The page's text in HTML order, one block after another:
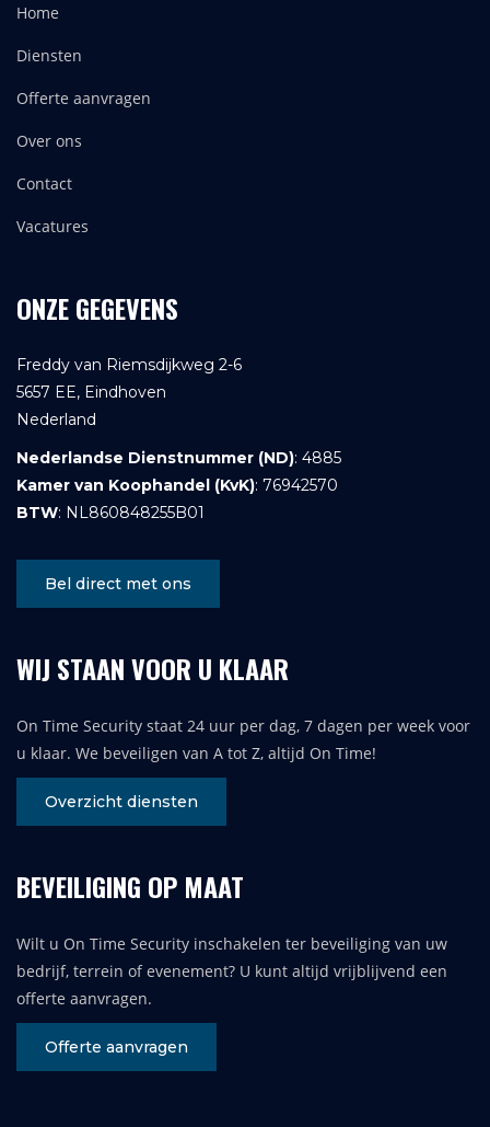
Home
Diensten
Offerte aanvragen
Over ons
Contact
Vacatures
ONZE GEGEVENS
Freddy van Riemsdijkweg 2-6
5657 EE, Eindhoven
Nederland
Nederlandse Dienstnummer (ND): 4885
Kamer van Koophandel (KvK): 76942570
BTW: NL860848255B01
Bel direct met ons
WIJ STAAN VOOR U KLAAR
On Time Security staat 24 uur per dag, 7 dagen per week voor
u klaar. We beveiligen van A tot Z, altijd On Time!
Overzicht diensten
BEVEILIGING OP MAAT
Wilt u On Time Security inschakelen ter beveiliging van uw
bedrijf, terrein of evenement? U kunt altijd vrijblijvend een
offerte aanvragen.
Offerte aanvragen